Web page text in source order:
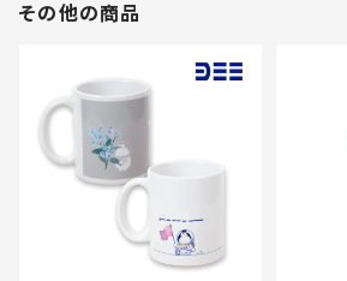
その他の商品